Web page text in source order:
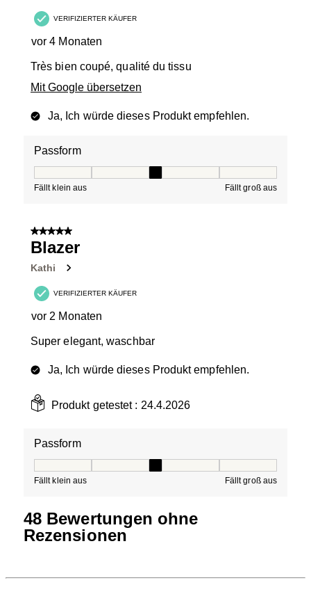
VERIFIZIERTER KÄUFER
vor 4 Monaten
Très bien coupé, qualité du tissu
Mit Google übersetzen
Ja, Ich würde dieses Produkt empfehlen.
Passform
Fällt klein aus Fällt groß aus
5 von 5 Sternen.
Blazer
Kathi
VERIFIZIERTER KÄUFER
vor 2 Monaten
Super elegant, waschbar
Ja, Ich würde dieses Produkt empfehlen.
Produkt getestet : 24.4.2026
Passform
Fällt klein aus Fällt groß aus
48 Bewertungen ohne
Rezensionen